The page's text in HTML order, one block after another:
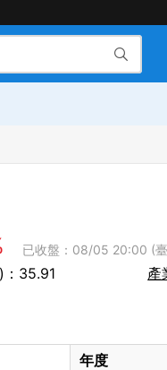
已收盤：08/05 20:00 (
：35.91 產
年度